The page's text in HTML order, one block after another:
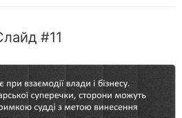
#11